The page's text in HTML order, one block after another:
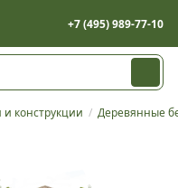
+7 (495) 989-77-10
конструкции Деревянные